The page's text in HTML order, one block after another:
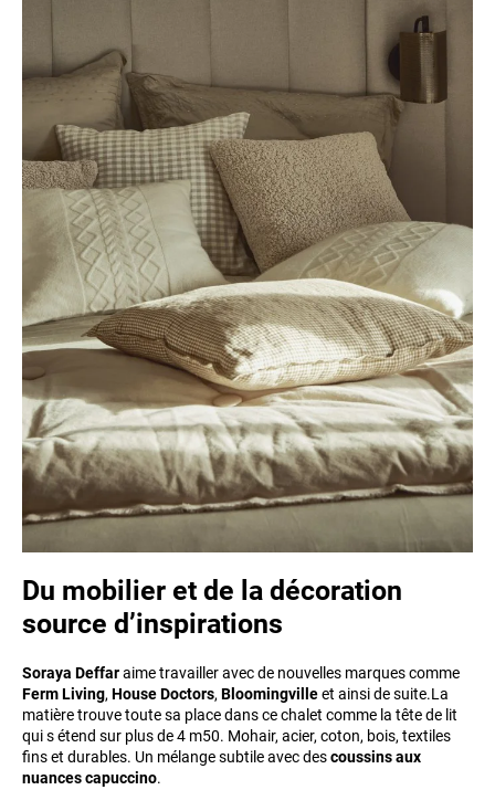
Du mobilier et de la décoration
source d’inspirations
Soraya Deffaraime travailler avec de nouvelles marques comme
Ferm Living,House Doctors,Bloomingvilleet ainsi de suite.La
matière trouve toute sa place dans ce chalet comme la tête de lit
qui s étend sur plus de 4 m50. Mohair, acier, coton, bois, textiles
fins et durables. Un mélange subtile avec descoussins aux
nuances capuccino.